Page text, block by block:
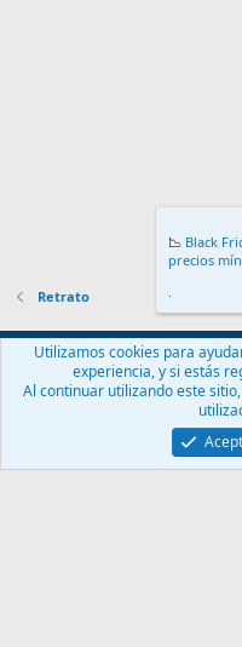
Retrato
Español (ES)
Contáctanos
Términos y
Community platform by XenForo®
📉 Black
precios
.
Utilizamos cookies para
experiencia, y si estás
Al continuar utilizando este